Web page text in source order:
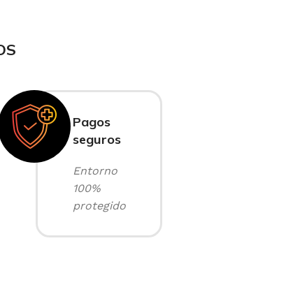
Pagos
seguros
Entorno
100%
protegido